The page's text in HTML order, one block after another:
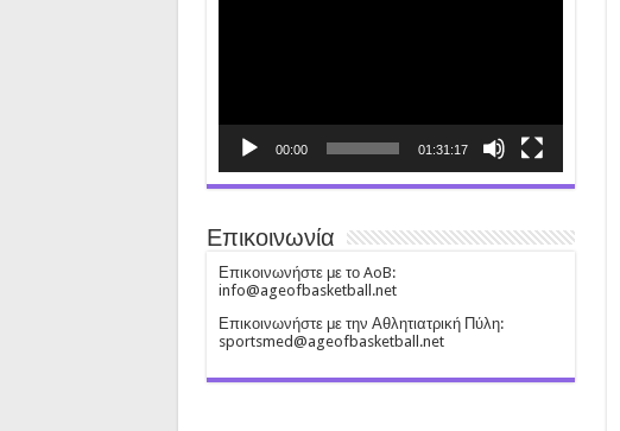
00:00 01:31:17
Επικοινωνία
Επικοινωνήστε με το AoB:
info@ageofbasketball.net
Επικοινωνήστε με την Αθλητιατρική Πύλη:
sportsmed@ageofbasketball.net